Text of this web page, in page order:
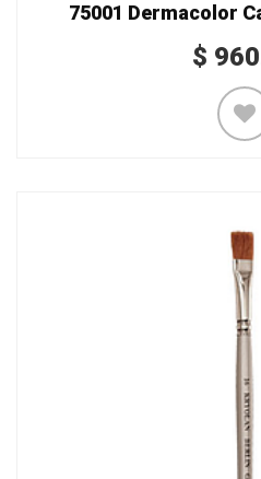
75001 Dermacolor
$